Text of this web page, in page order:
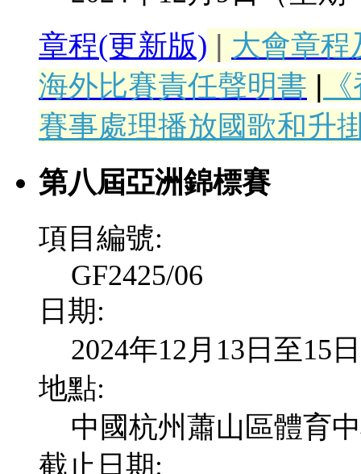
章程(更新版) | 大會章程
海外比賽責任聲明書 |
賽事處理播放國歌和升
第八屆亞洲錦標賽
項目編號:
GF2425/06
日期:
2024年12月13日至15日
地點:
中國杭州蕭山區體育
截止日期: